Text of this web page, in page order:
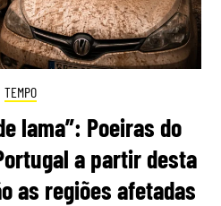
TEMPO
lama”: Poeiras do
a partir desta
as regiões afetadas